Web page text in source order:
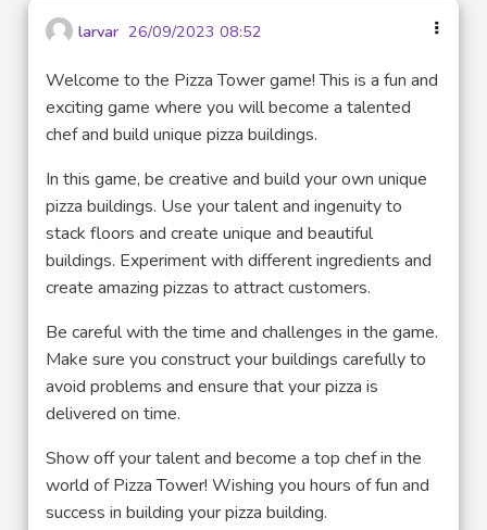
larvar 26/09/2023 08:52
Welcome to the Pizza Tower game! This is a fun and
exciting game where you will become a talented
chef and build unique pizza buildings.
In this game, be creative and build your own unique
pizza buildings. Use your talent and ingenuity to
stack floors and create unique and beautiful
buildings. Experiment with different ingredients and
create amazing pizzas to attract customers.
Be careful with the time and challenges in the game.
Make sure you construct your buildings carefully to
avoid problems and ensure that your pizza is
delivered on time.
Show off your talent and become a top chef in the
world of Pizza Tower! Wishing you hours of fun and
success in building your pizza building.